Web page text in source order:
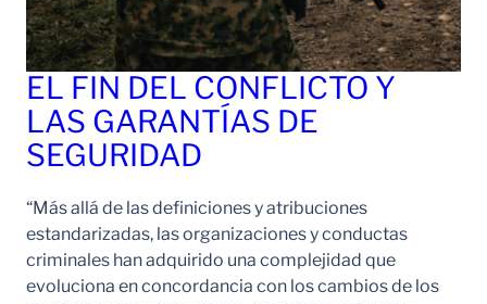
EL FIN DEL CONFLICTO Y
LAS GARANTÍAS DE
SEGURIDAD
“Más allá de las definiciones y atribuciones
estandarizadas, las organizaciones y conductas
criminales han adquirido una complejidad que
evoluciona en concordancia con los cambios de los